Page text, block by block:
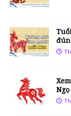
Ngọ